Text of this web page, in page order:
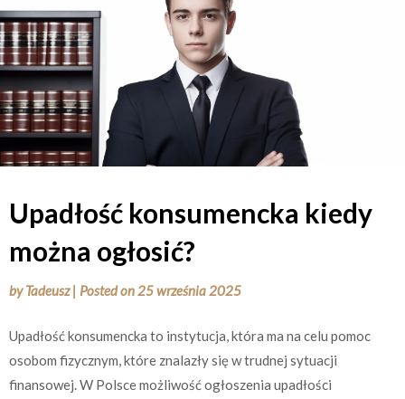
Upadłość konsumencka kiedy
można ogłosić?
byTadeusz | Posted on25 września 2025
Upadłość konsumencka to instytucja, która ma na celu pomoc
osobom fizycznym, które znalazły się w trudnej sytuacji
finansowej. W Polsce możliwość ogłoszenia upadłości